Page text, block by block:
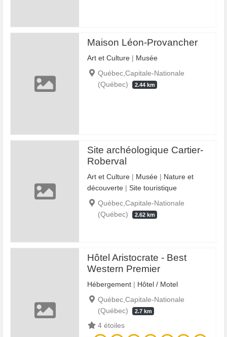
Maison Léon-Provancher
Art et Culture | Musée
Québec,Capitale-Nationale
(Québec)
2.44 km
Site archéologique Cartier-
Roberval
Art et Culture | Musée | Nature et
découverte |Site touristique
Québec,Capitale-Nationale
(Québec)
2.62 km
Hôtel Aristocrate - Best
Western Premier
Hébergement | Hôtel / Motel
Québec,Capitale-Nationale
(Québec)
2.7 km
4 étoiles